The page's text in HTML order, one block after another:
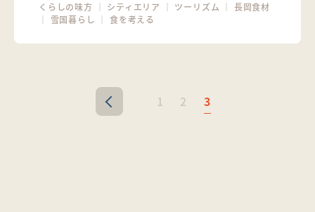
くらしの味方 ｜ シティエリア ｜ ツーリズム ｜ 長岡食材
｜ 雪国暮らし ｜食を考える
< 1 2 3